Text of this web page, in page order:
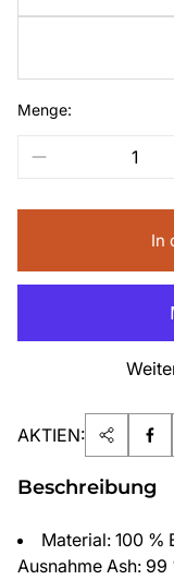
Menge:
In
AKTIEN:
Beschreibung
Material: 100
Ausnahme Ash: